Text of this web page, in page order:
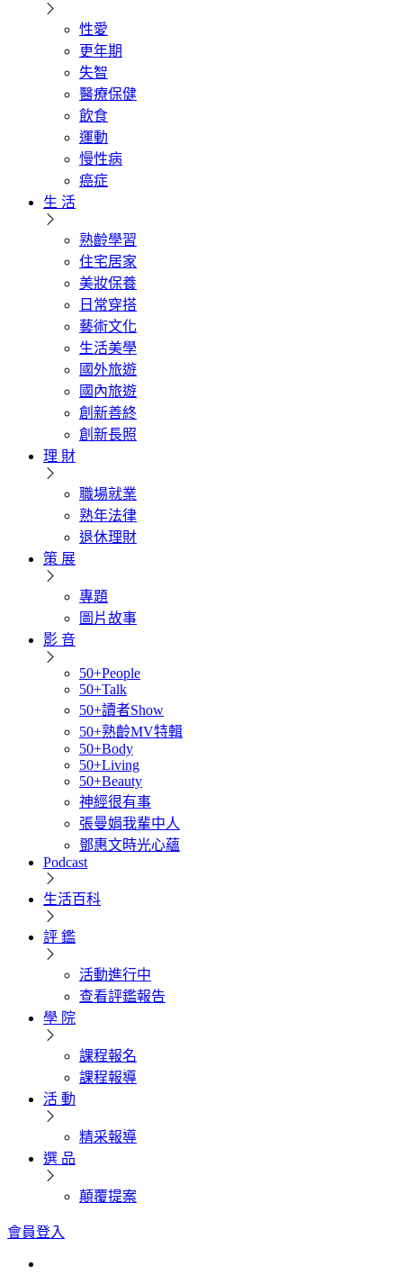
性愛
更年期
失智
醫療保健
飲食
運動
慢性病
癌症
生 活
熟齡學習
住宅居家
美妝保養
日常穿搭
藝術文化
生活美學
國外旅遊
國內旅遊
創新善終
創新長照
理 財
職場就業
熟年法律
退休理財
策 展
專題
圖片故事
影 音
50+People
50+Talk
50+讀者Show
50+熟齡MV特輯
50+Body
50+Living
50+Beauty
神經很有事
張曼娟我輩中人
鄧惠文時光心蘊
Podcast
生活百科
評 鑑
活動進行中
查看評鑑報告
學 院
課程報名
課程報導
活 動
精采報導
選 品
顛覆提案
會員登入